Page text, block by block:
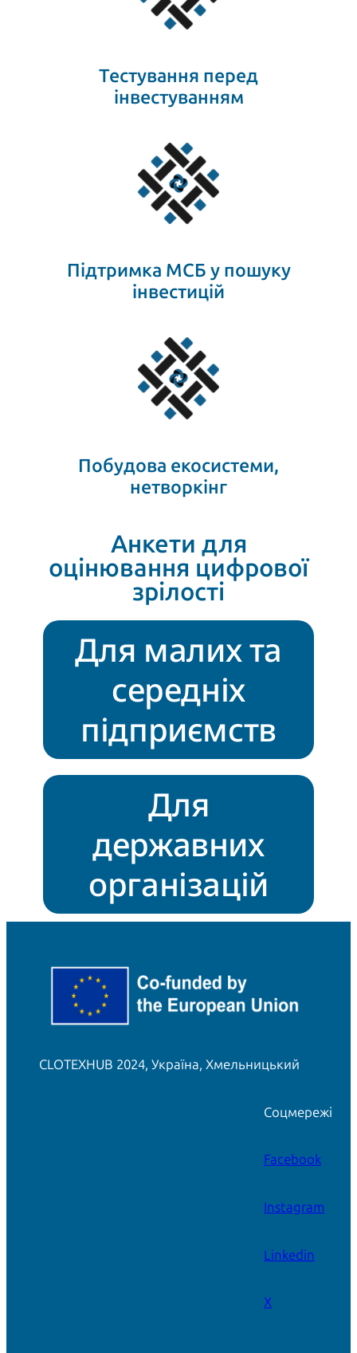
Тестування перед
інвестуванням
Підтримка МСБ у пошуку
інвестицій
Побудова екосистеми,
нетворкінг
Анкети для
оцінювання цифрової
зрілості
Для малих та
середніх
підприємств
Для
державних
організацій
CLOTEXHUB 2024, Україна, Хмельницький
Соцмережі
Facebook
Instagram
Linkedin
X